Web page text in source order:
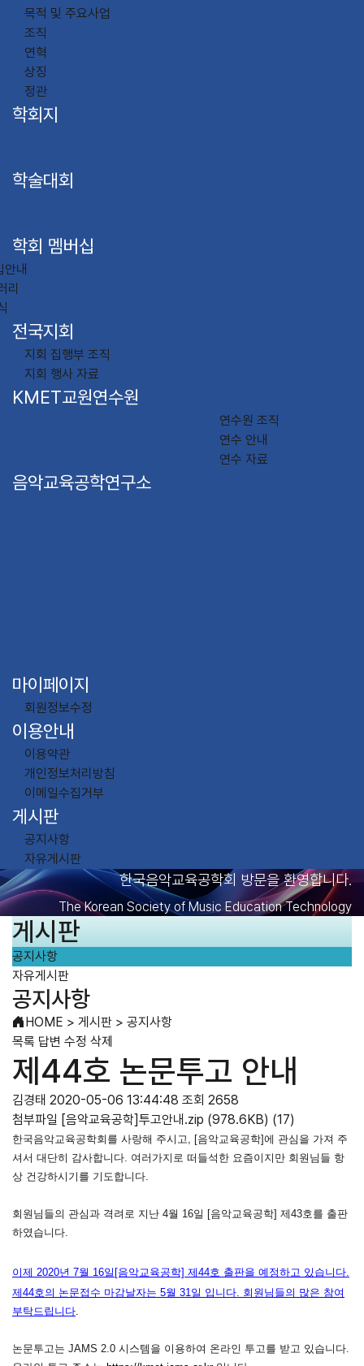
목적 및 주요사업
조직
연혁
상징
정관
학회지
학술대회
학회 멤버십
안내
리
전국지회
지회 집행부 조직
지회 행사 자료
KMET교원연수원
연수원 조직
연수 안내
연수 자료
음악교육공학연구소
마이페이지
회원정보수정
이용안내
이용약관
개인정보처리방침
이메일수집거부
게시판
공지사항
자유게시판
한국음악교육공학회 방문을 환영합니다.
The Korean Society of Music Education Technology
게시판
공지사항
자유게시판
공지사항
HOME > 게시판 > 공지사항
목록 답변 수정 삭제
제44호 논문투고 안내
김경태 2020-05-06 13:44:48 조회 2658
첨부파일 [음악교육공학]투고안내.zip (978.6KB) (17)
한국음악교육공학회를 사랑해 주시고, [음악교육공학]에 관심을 가져 주
셔서 대단히 감사합니다. 여러가지로 떠들석한 요즘이지만 회원님들 항
상 건강하시기를 기도합니다.
회원님들의 관심과 격려로 지난 4월 16일 [음악교육공학] 제43호를 출판
하였습니다.
이제 2020년 7월 16일[음악교육공학] 제44호 출판을 예정하고 있습니다.
제44호의 논문접수 마감날자는 5월 31일 입니다. 회원님들의 많은 참여
부탁드립니다.
논문투고는 JAMS 2.0 시스템을 이용하여 온라인 투고를 받고 있습니다.